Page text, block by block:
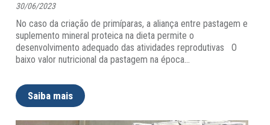
30/06/2023
No caso da criação de primíparas, a aliança entre pastagem e
suplemento mineral proteica na dieta permite o
desenvolvimento adequado das atividades reprodutivas O
baixo valor nutricional da pastagem na época
Saiba mais